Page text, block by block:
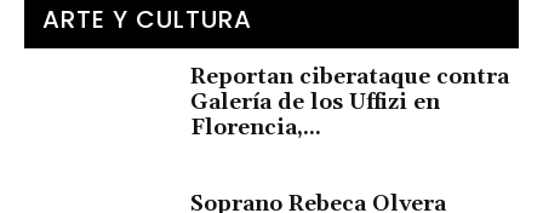
ARTE Y CULTURA
Reportan ciberataque contra
Galería de los Uffizi en
Florencia,...
Soprano Rebeca Olvera